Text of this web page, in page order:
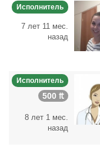
Исполнитель
7 лет 11 мес.
назад
Исполнитель
500 ₶
8 лет 1 мес.
назад